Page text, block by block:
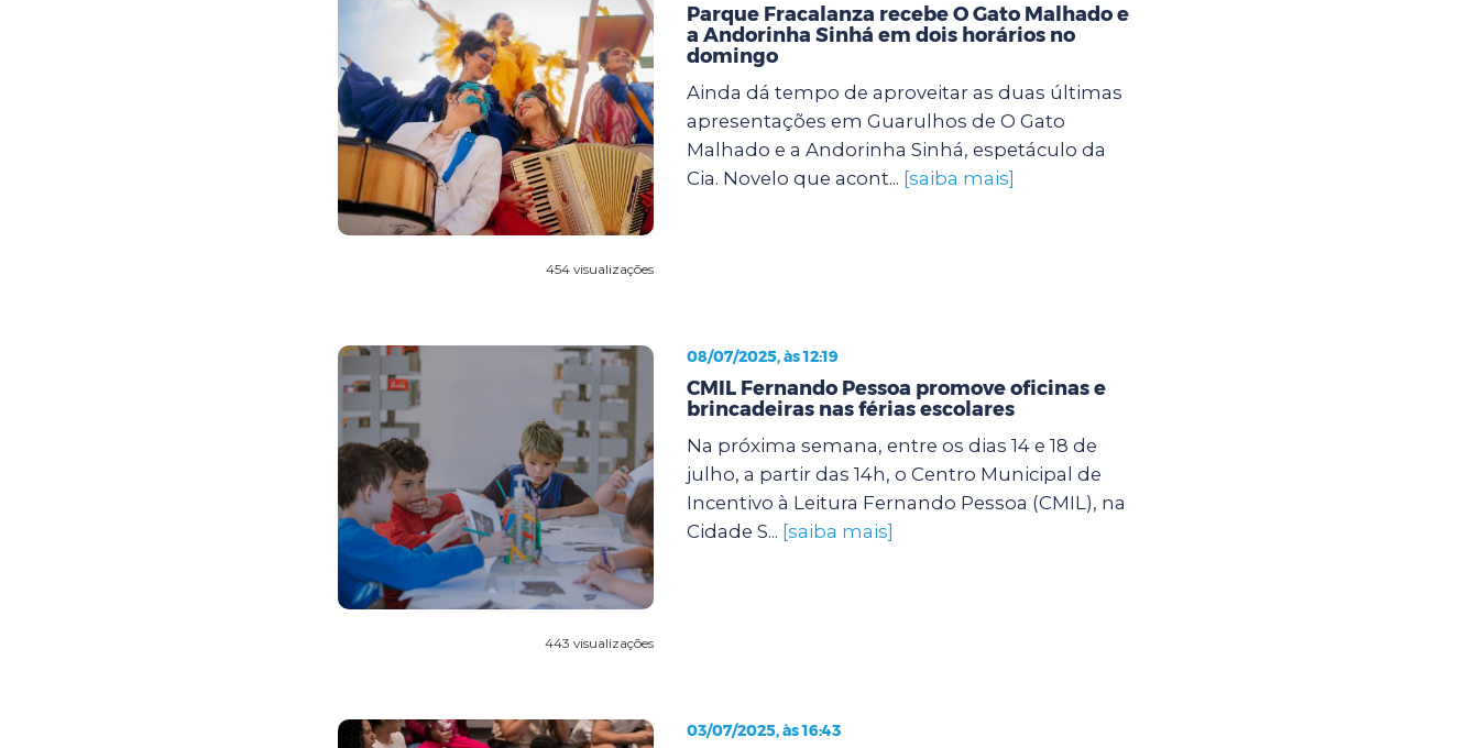
454 visualizações
Parque Fracalanza recebe O Gato Malhado e
a Andorinha Sinhá em dois horários no
domingo
Ainda dá tempo de aproveitar as duas últimas
apresentações em Guarulhos de O Gato
Malhado e a Andorinha Sinhá, espetáculo da
Cia. Novelo que acont... [saiba mais]
443 visualizações
08/07/2025, às 12:19
CMIL Fernando Pessoa promove oficinas e
brincadeiras nas férias escolares
Na próxima semana, entre os dias 14 e 18 de
julho, a partir das 14h, o Centro Municipal de
Incentivo à Leitura Fernando Pessoa (CMIL), na
Cidade S... [saiba mais]
03/07/2025, às 16:43